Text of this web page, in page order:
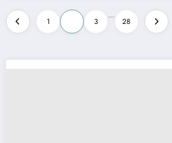
Paginação
de
posts
1 3
…
28